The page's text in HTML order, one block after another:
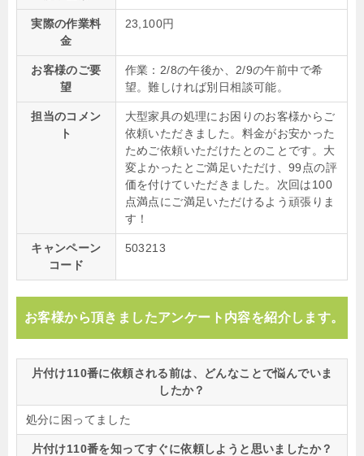
実際の作業料
金
23,100円
お客様のご要
望
作業：2/8の午後か、2/9の午前中で希
望。難しければ別日相談可能。
担当のコメン
ト
大型家具の処理にお困りのお客様からご
依頼いただきました。料金がお安かった
ためご依頼いただけたとのことです。大
変よかったとご満足いただけ、99点の評
価を付けていただきました。次回は100
点満点にご満足いただけるよう頑張りま
す！
キャンペーン
コード
503213
お客様から頂きましたアンケート内容を紹介します。
片付け110番に依頼される前は、どんなことで悩んでいま
したか？
処分に困ってました
片付け110番を知ってすぐに依頼しようと思いましたか？